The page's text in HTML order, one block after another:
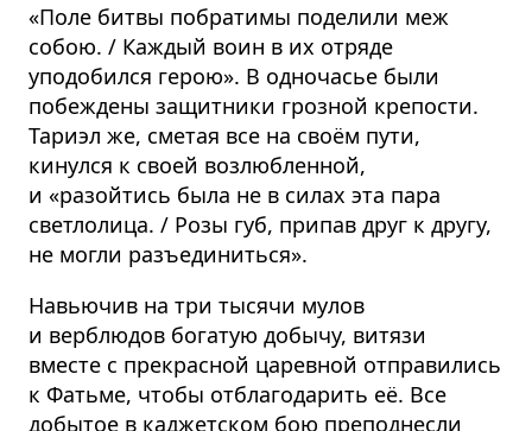
«Поле битвы побратимы поделили меж
собою. / Каждый воин в их отряде
уподобился герою». В одночасье были
побеждены защитники грозной крепости.
Тариэл же, сметая все на своём пути,
кинулся к своей возлюбленной,
и «разойтись была не в силах эта пара
светлолица. / Розы губ, припав друг к другу,
не могли разъединиться».
Навьючив на три тысячи мулов
и верблюдов богатую добычу, витязи
вместе с прекрасной царевной отправились
к Фатьме, чтобы отблагодарить её. Все
добытое в каджетском бою преподнесли